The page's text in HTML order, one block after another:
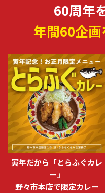
60周年
年間60企画
寅年だから「とらふぐカレ
ー」
野々市本店で限定カレー